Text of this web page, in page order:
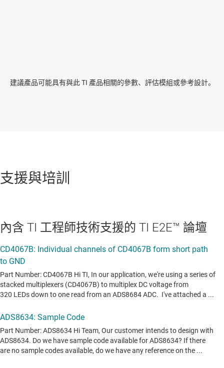
建議產品可能具有與此 TI 產品相關的參數、評估模組或參考設計。
支援與培訓
內含 TI 工程師技術支援的 TI E2E™ 論壇